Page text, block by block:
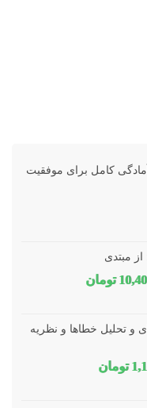
کامل برای موفقیت
از مبتدی
تومانقیمت
است.
و تحلیل خطاها و نظریه
تومانقیمت